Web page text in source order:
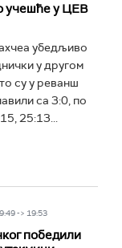
учешће у ЦЕВ
убедљиво
у другом
су у реванш
са 3:0, по
25:13...
-> 19:53
победили